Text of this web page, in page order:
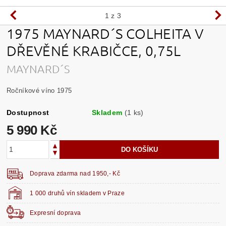
1 z 3
1975 MAYNARD´S COLHEITA V
DŘEVĚNÉ KRABIČCE, 0,75L
MAYNARD´S
Ročníkové víno 1975
Dostupnost Skladem (1 ks)
5 990 Kč
1 000 druhů vín skladem v Praze
Expresní doprava
Doprava zdarma nad 1950,- Kč